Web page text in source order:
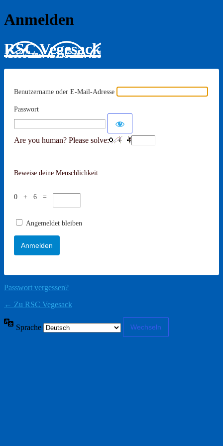
Anmelden
RSC Vegesack
Benutzername oder E-Mail-Adresse
Passwort
Are you human? Please solve:
Beweise deine Menschlichkeit
0 + 6 =
Angemeldet bleiben
Passwort vergessen?
← Zu RSC Vegesack
Sprache